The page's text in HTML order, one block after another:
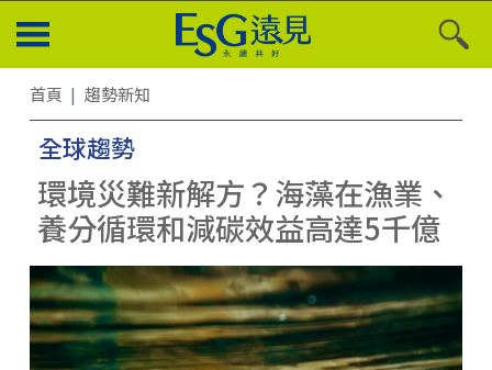
首頁 趨勢新知
全球趨勢
環境災難新解方？海藻在漁業、
養分循環和減碳效益高達5千億